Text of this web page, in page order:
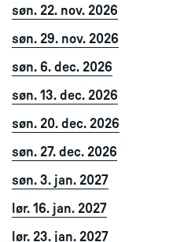
søn. 22. nov. 2026
søn. 29. nov. 2026
søn. 6. dec. 2026
søn. 13. dec. 2026
søn. 20. dec. 2026
søn. 27. dec. 2026
søn. 3. jan. 2027
lør. 16. jan. 2027
lør. 23. jan. 2027